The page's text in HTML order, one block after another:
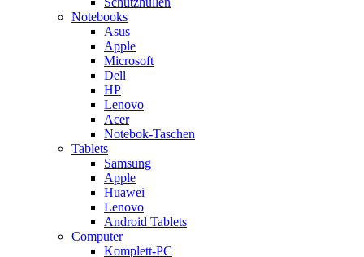
Notebooks
Asus
Apple
Microsoft
Dell
HP
Lenovo
Acer
Notebok-Taschen
Tablets
Samsung
Apple
Huawei
Lenovo
Android Tablets
Computer
Komplett-PC